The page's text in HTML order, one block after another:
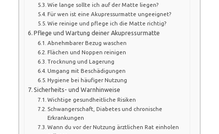
Wie lange sollte ich auf der Matte liegen?
Für wen ist eine Akupressurmatte ungeeignet?
Wie reinige und pflege ich die Matte richtig?
Pflege und Wartung deiner Akupressurmatte
Abnehmbarer Bezug waschen
Flächen und Noppen reinigen
Trocknung und Lagerung
Umgang mit Beschädigungen
Hygiene bei häufiger Nutzung
Sicherheits- und Warnhinweise
Wichtige gesundheitliche Risiken
Schwangerschaft, Diabetes und chronische
Erkrankungen
Wann du vor der Nutzung ärztlichen Rat einholen